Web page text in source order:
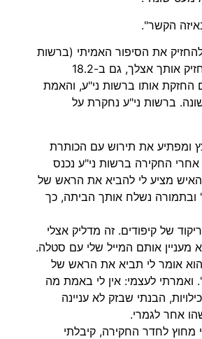
הקשר".
את הסיפור האמיתי (ברשות
ני"ע) ידעת להחזיק אותך אצלך, גם ב-18.2
אותו ברשות ני"ע, והאמת
ברשות ני"ע נחקרת על
ומפתיע את תירוש עם הכותרת
אחרי החקירה ברשות ני"ע נכנס
מציע לי להביא את הראש של
ובתמורה נשלח אותך הביתה, כך
של קיפודים. זה מדליק אצלי
מעניין אותם המייל שלי עם סטלה.
אומר לי תביא את הראש של
ואמרתי לעצמי: אין לי באמת מה
הבנתי שבזק לא עניינה
אחר לגמרי.
מחוץ לחדר החקירה, קיבלתי